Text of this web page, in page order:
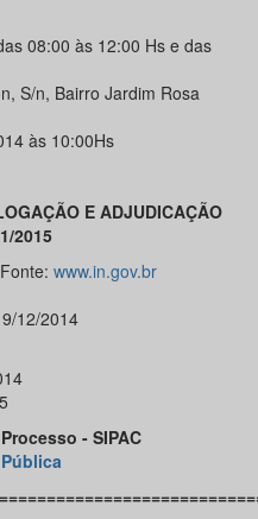
08:00 às 12:00 Hs e das
S/n, Bairro Jardim Rosa
às 10:00Hs
E ADJUDICAÇÃO
2015
www.in.gov.br
12/2014
- SIPAC